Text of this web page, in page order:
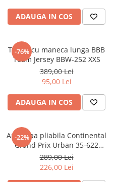
ADAUGA IN COS
-76%
Tricou cu maneca lunga BBB
Team Jersey BBW-252 XXS
389,00 Lei
95,00 Lei
ADAUGA IN COS
-22%
Anvelopa pliabila Continental
Grand Prix Urban 35-622
(700x35C) negru
289,00 Lei
226,00 Lei